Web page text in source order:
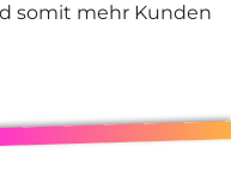
somit mehr Kunden